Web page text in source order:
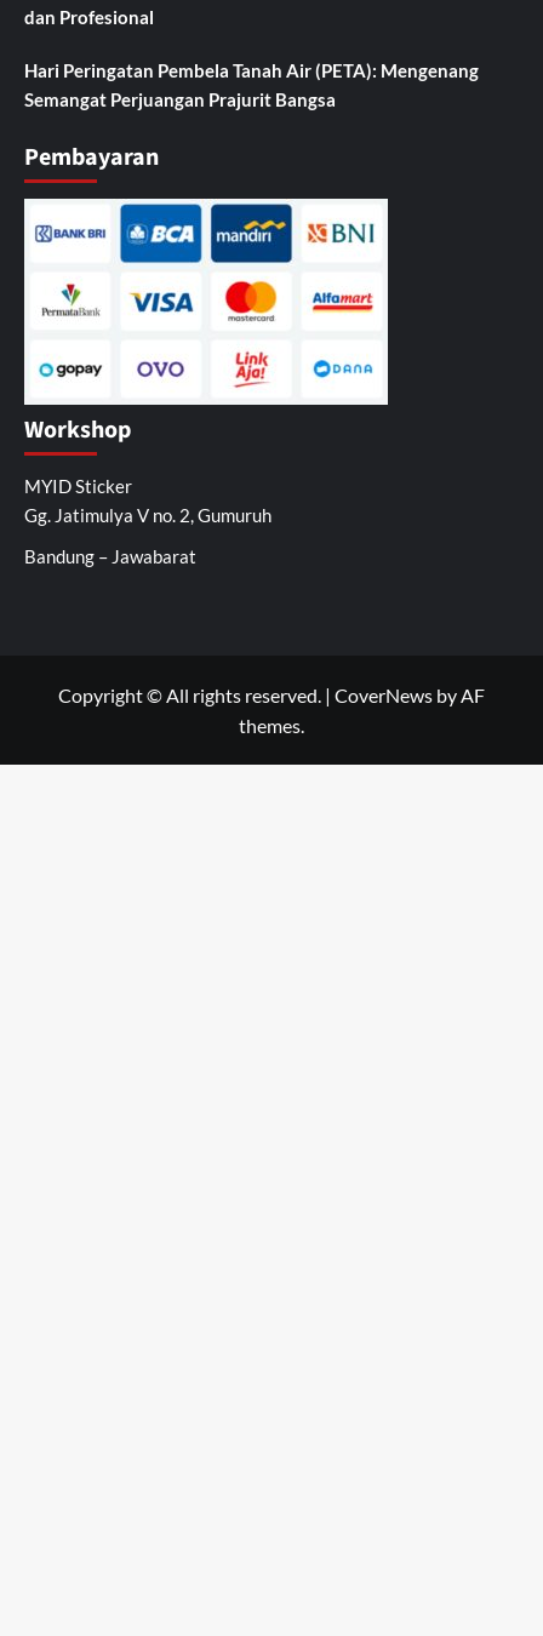
dan Profesional
Hari Peringatan Pembela Tanah Air (PETA): Mengenang
Semangat Perjuangan Prajurit Bangsa
Pembayaran
Workshop
MYID Sticker
Gg. Jatimulya V no. 2, Gumuruh
Bandung – Jawabarat
Copyright © All rights reserved. | CoverNews by AF
themes.